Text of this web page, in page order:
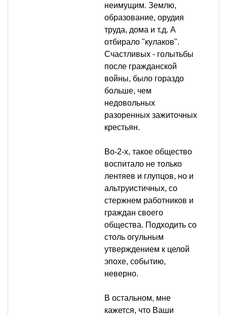
неимущим. Землю,
образование, орудия
труда, дома и т.д. А
отбирало "кулаков".
Счастливых - голытьбы
после гражданской
войны, было гораздо
больше, чем
недовольных
разоренных зажиточных
крестьян.
Во-2-х, такое общество
воспитало не только
лентяев и глупцов, но и
альтруистичных, со
стержнем работников и
граждан своего
общества. Подходить со
столь огульным
утверждением к целой
эпохе, событию,
неверно.
В остальном, мне
кажется, что Ваши